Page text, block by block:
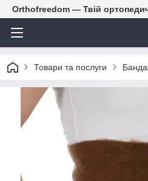
Orthofreedom — Твій
Товари та послуги